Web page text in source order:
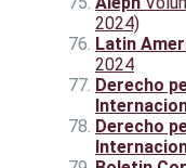
2024)
Latin
2024
Derecho
Derecho